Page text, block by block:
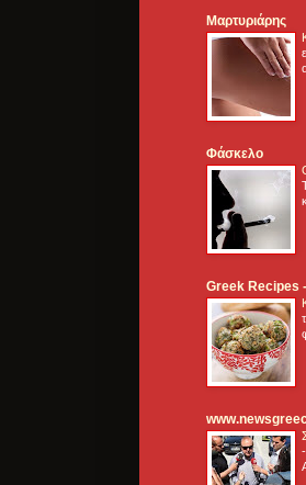
Μαρτυριάρης
Φάσκελο
Greek Recipes